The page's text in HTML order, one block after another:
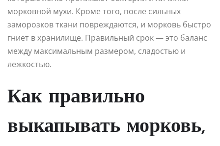
морковной мухи. Кроме того, после сильных
заморозков ткани повреждаются, и морковь быстро
гниет в хранилище. Правильный срок — это баланс
между максимальным размером, сладостью и
лежкостью.
Как правильно
выкапывать морковь,